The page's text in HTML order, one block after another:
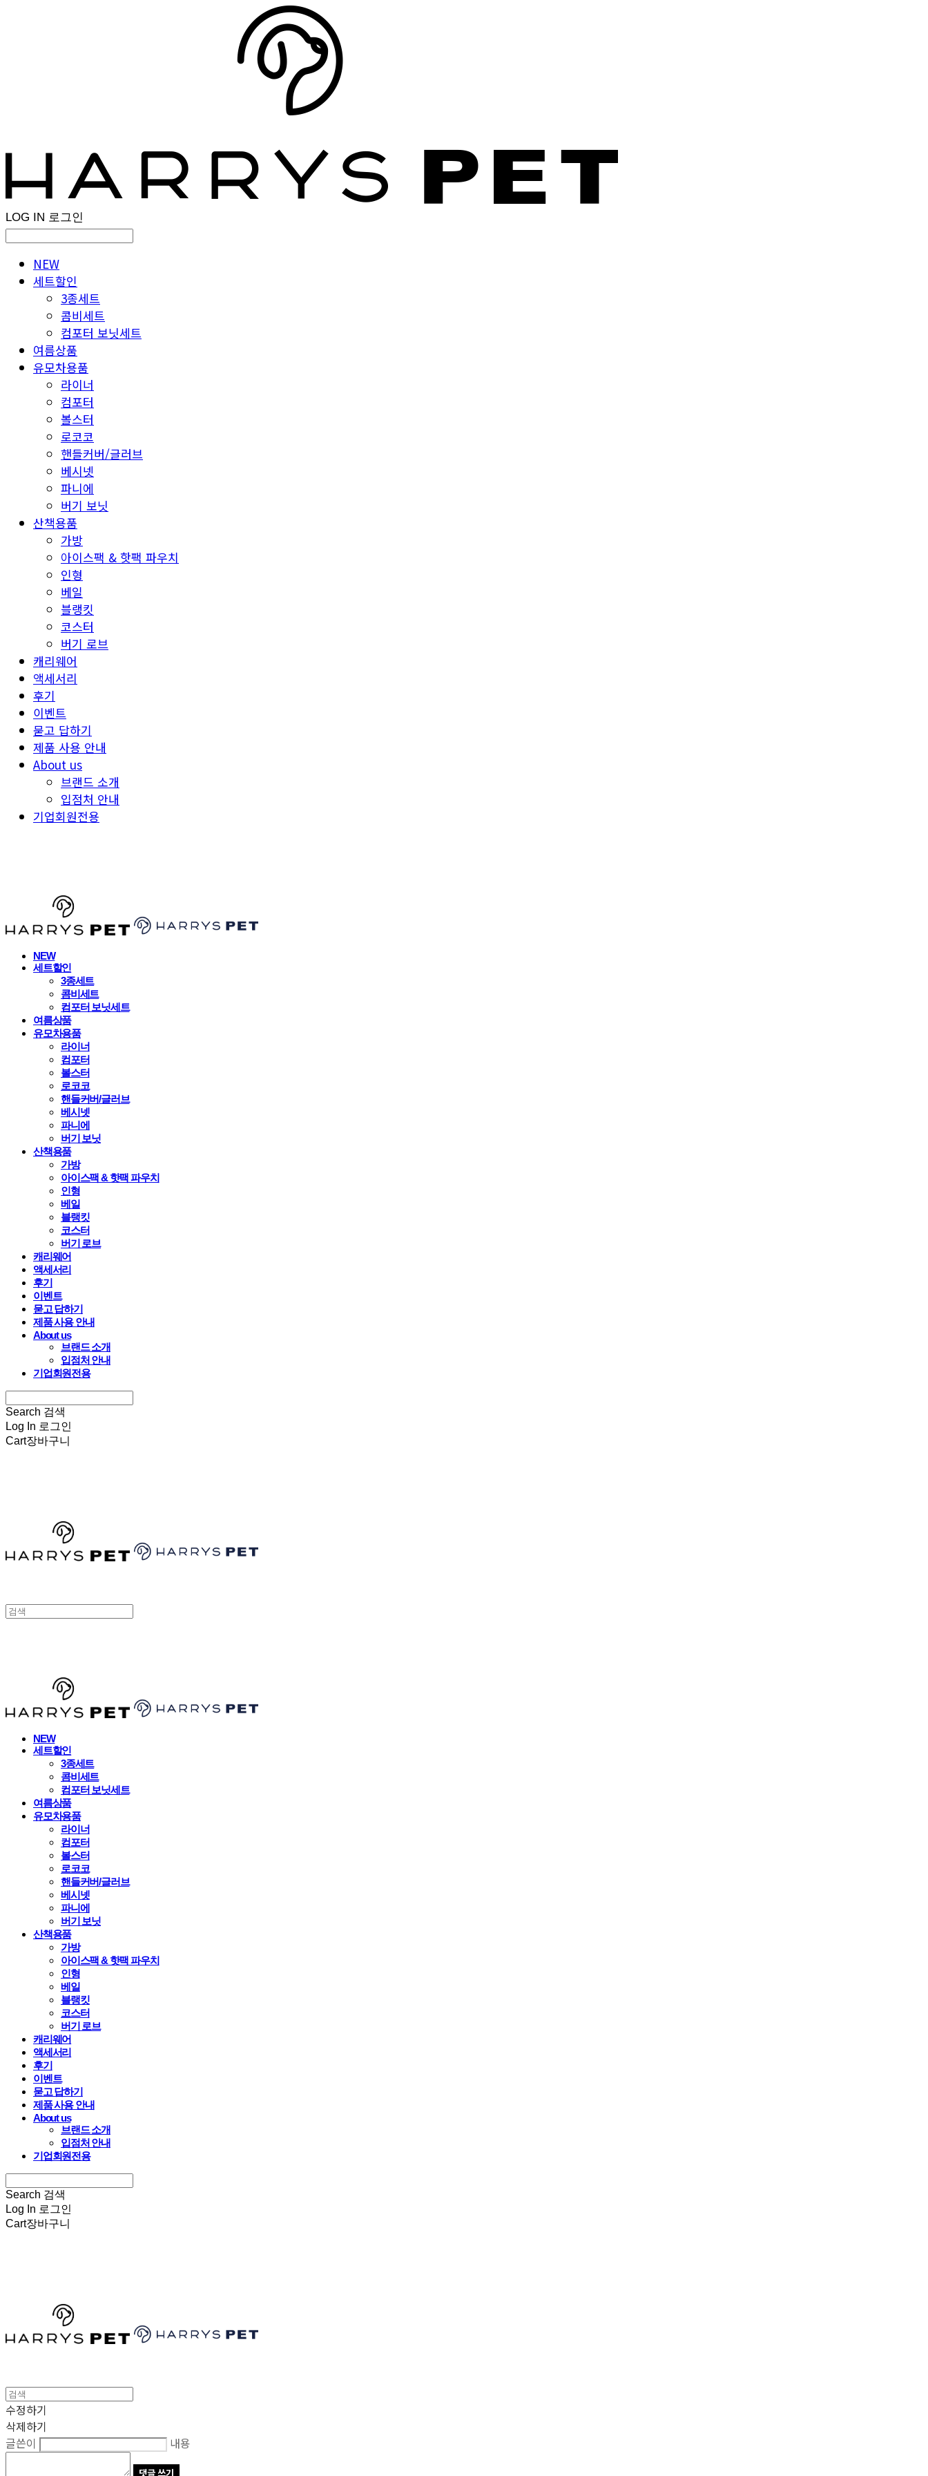
LOG IN 로그인
NEW
세트할인
3종세트
콤비세트
컴포터 보닛세트
여름상품
유모차용품
라이너
컴포터
볼스터
로코코
핸들커버/글러브
베시넷
파니에
버기 보닛
산책용품
가방
아이스팩 & 핫팩 파우치
인형
베일
블랭킷
코스터
버기 로브
캐리웨어
액세서리
후기
이벤트
묻고 답하기
제품 사용 안내
About us
브랜드 소개
입점처 안내
기업회원전용
NEW
세트할인
3종세트
콤비세트
컴포터 보닛세트
여름상품
유모차용품
라이너
컴포터
볼스터
로코코
핸들커버/글러브
베시넷
파니에
버기 보닛
산책용품
가방
아이스팩 & 핫팩 파우치
인형
베일
블랭킷
코스터
버기 로브
캐리웨어
액세서리
후기
이벤트
묻고 답하기
제품 사용 안내
About us
브랜드 소개
입점처 안내
기업회원전용
Search 검색
Log In 로그인
Cart장바구니
NEW
세트할인
3종세트
콤비세트
컴포터 보닛세트
여름상품
유모차용품
라이너
컴포터
볼스터
로코코
핸들커버/글러브
베시넷
파니에
버기 보닛
산책용품
가방
아이스팩 & 핫팩 파우치
인형
베일
블랭킷
코스터
버기 로브
캐리웨어
액세서리
후기
이벤트
묻고 답하기
제품 사용 안내
About us
브랜드 소개
입점처 안내
기업회원전용
Search 검색
Log In 로그인
Cart장바구니
수정하기
삭제하기
글쓴이
내용
댓글 쓰기